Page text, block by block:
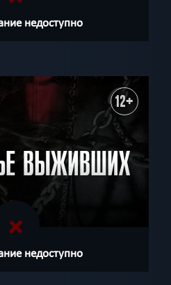
недоступно
12+
ВЫЖИВШИХ
недоступно